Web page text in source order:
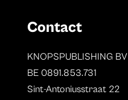
Contact
KNOPSPUBLISHING BV
BE 0891.853.731
Sint-Antoniusstraat 22